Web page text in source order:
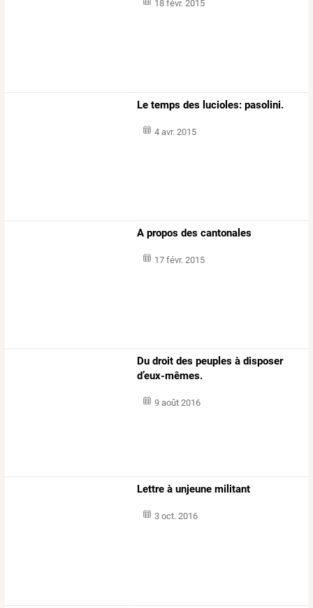
18 févr. 2015
Le temps des lucioles: pasolini.
4 avr. 2015
A propos des cantonales
17 févr. 2015
Du droit des peuples à disposer
d’eux-mêmes.
9 août 2016
Lettre à unjeune militant
3 oct. 2016